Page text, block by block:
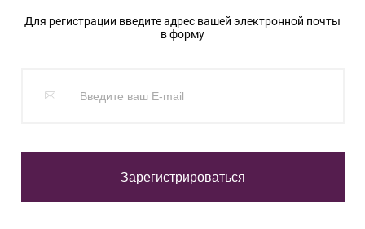
Для регистрации введите адрес вашей электронной почты
в форму